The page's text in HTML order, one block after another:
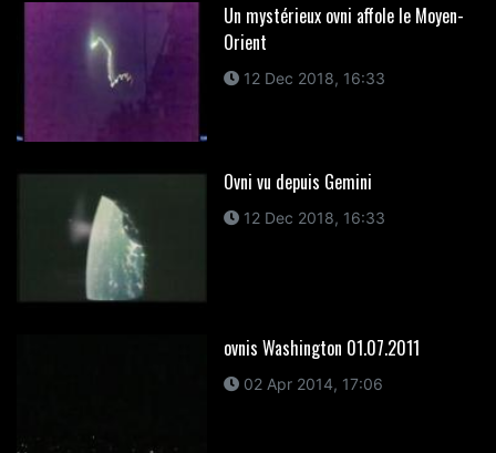
Un mystérieux ovni affole le Moyen-
Orient
12 Dec 2018, 16:33
Ovni vu depuis Gemini
12 Dec 2018, 16:33
ovnis Washington 01.07.2011
02 Apr 2014, 17:06